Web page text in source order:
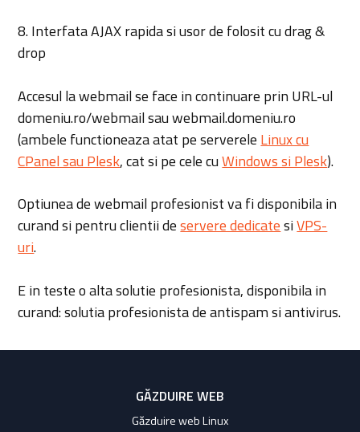
8. Interfata AJAX rapida si usor de folosit cu drag &
drop
Accesul la webmail se face in continuare prin URL-ul
domeniu.ro/webmail sau webmail.domeniu.ro
(ambele functioneaza atat pe serverele Linux cu
CPanel sau Plesk, cat si pe cele cuWindows si Plesk).
Optiunea de webmail profesionist va fi disponibila in
curand si pentru clientii deservere dedicatesiVPS-
uri.
E in teste o alta solutie profesionista, disponibila in
curand: solutia profesionista de antispam si antivirus.
GĂZDUIRE WEB
Găzduire web Linux